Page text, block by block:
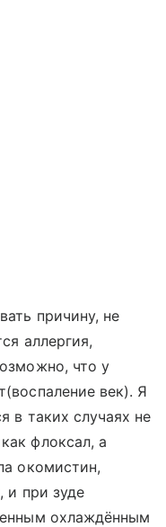
причину, не
аллергия,
что у
век). Я
в таких случаях не
флоксал, а
окомистин,
и при зуде
охлаждённым